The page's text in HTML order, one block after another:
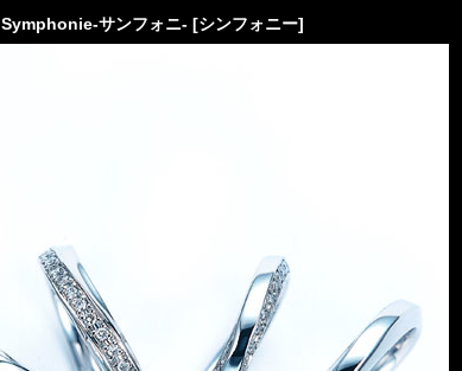
Symphonie-サンフォニ- [シンフォニー]